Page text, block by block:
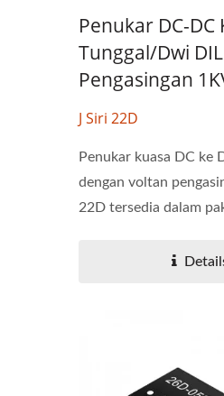
Penukar DC-DC
Tunggal/Dwi
Pengasingan
J Siri 22D
Penukar kuasa DC ke
dengan voltan
22D tersedia dalam